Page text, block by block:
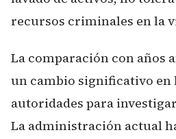
recursos criminales en la
La comparación con años
un cambio significativo en
autoridades para
La administración actual